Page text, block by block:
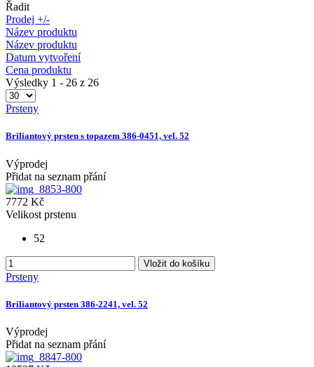
Řadit
Prodej +/-
Název produktu
Název produktu
Datum vytvoření
Cena produktu
Výsledky 1 - 26 z 26
Prsteny
Briliantový prsten s topazem 386-0451, vel. 52
Výprodej
Přidat na seznam přání
7772 Kč
Velikost prstenu
52
Vložit do košíku
Prsteny
Briliantový prsten 386-2241, vel. 52
Výprodej
Přidat na seznam přání